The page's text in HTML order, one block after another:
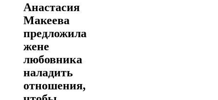
Анастасия
Макеева
предложила
жене
любовника
наладить
отношения,